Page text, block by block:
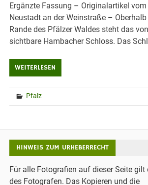
Ergänzte Fassung – Originalartikel
Neustadt an der Weinstraße –
Rande des Pfälzer Waldes steht das
sichtbare Hambacher Schloss. Das
WEITERLESEN
Pfalz
HINWEIS ZUM URHEBERRECHT
Für alle Fotografien auf dieser Seite gilt
des Fotografen. Das Kopieren und die